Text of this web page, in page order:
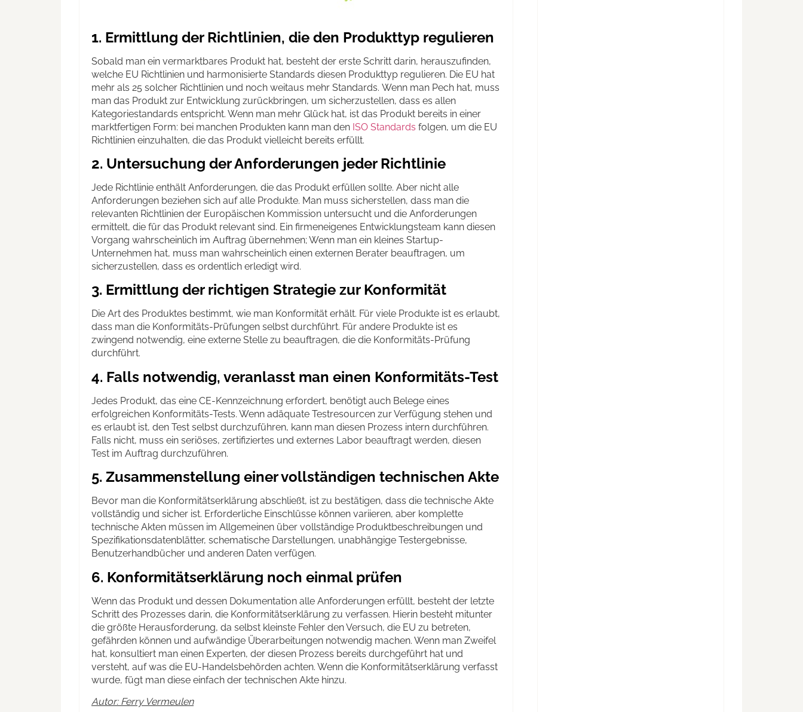
1. Ermittlung der Richtlinien, die den Produkttyp regulieren
Sobald man ein vermarktbares Produkt hat, besteht der erste Schritt darin, herauszufinden,
welche EU Richtlinien und harmonisierte Standards diesen Produkttyp regulieren. Die EU hat
mehr als 25 solcher Richtlinien und noch weitaus mehr Standards. Wenn man Pech hat, muss
man das Produkt zur Entwicklung zurückbringen, um sicherzustellen, dass es allen
Kategoriestandards entspricht. Wenn man mehr Glück hat, ist das Produkt bereits in einer
marktfertigen Form: bei manchen Produkten kann man den ISO Standards folgen, um die EU
Richtlinien einzuhalten, die das Produkt vielleicht bereits erfüllt.
2. Untersuchung der Anforderungen jeder Richtlinie
Jede Richtlinie enthält Anforderungen, die das Produkt erfüllen sollte. Aber nicht alle
Anforderungen beziehen sich auf alle Produkte. Man muss sicherstellen, dass man die
relevanten Richtlinien der Europäischen Kommission untersucht und die Anforderungen
ermittelt, die für das Produkt relevant sind. Ein firmeneigenes Entwicklungsteam kann diesen
Vorgang wahrscheinlich im Auftrag übernehmen; Wenn man ein kleines Startup-
Unternehmen hat, muss man wahrscheinlich einen externen Berater beauftragen, um
sicherzustellen, dass es ordentlich erledigt wird.
3. Ermittlung der richtigen Strategie zur Konformität
Die Art des Produktes bestimmt, wie man Konformität erhält. Für viele Produkte ist es erlaubt,
dass man die Konformitäts-Prüfungen selbst durchführt. Für andere Produkte ist es
zwingend notwendig, eine externe Stelle zu beauftragen, die die Konformitäts-Prüfung
durchführt.
4. Falls notwendig, veranlasst man einen Konformitäts-Test
Jedes Produkt, das eine CE-Kennzeichnung erfordert, benötigt auch Belege eines
erfolgreichen Konformitäts-Tests. Wenn adäquate Testresourcen zur Verfügung stehen und
es erlaubt ist, den Test selbst durchzuführen, kann man diesen Prozess intern durchführen.
Falls nicht, muss ein seriöses, zertifiziertes und externes Labor beauftragt werden, diesen
Test im Auftrag durchzuführen.
5. Zusammenstellung einer vollständigen technischen Akte
Bevor man die Konformitätserklärung abschließt, ist zu bestätigen, dass die technische Akte
vollständig und sicher ist. Erforderliche Einschlüsse können variieren, aber komplette
technische Akten müssen im Allgemeinen über vollständige Produktbeschreibungen und
Spezifikationsdatenblätter, schematische Darstellungen, unabhängige Testergebnisse,
Benutzerhandbücher und anderen Daten verfügen.
6. Konformitätserklärung noch einmal prüfen
Wenn das Produkt und dessen Dokumentation alle Anforderungen erfüllt, besteht der letzte
Schritt des Prozesses darin, die Konformitätserklärung zu verfassen. Hierin besteht mitunter
die größte Herausforderung, da selbst kleinste Fehler den Versuch, die EU zu betreten,
gefährden können und aufwändige Überarbeitungen notwendig machen. Wenn man Zweifel
hat, konsultiert man einen Experten, der diesen Prozess bereits durchgeführt hat und
versteht, auf was die EU-Handelsbehörden achten. Wenn die Konformitätserklärung verfasst
wurde, fügt man diese einfach der technischen Akte hinzu.
Autor: Ferry Vermeulen